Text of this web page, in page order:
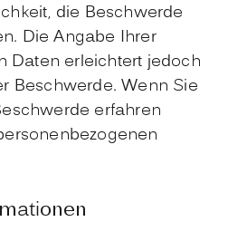
die Beschwerde
Die Angabe Ihrer
Daten erleichtert jedoch
Beschwerde. Wenn Sie
erfahren